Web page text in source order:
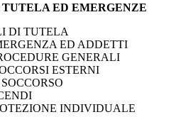
ED EMERGENZE
DI TUTELA
ED ADDETTI
GENERALI
ESTERNI
INDIVIDUALE